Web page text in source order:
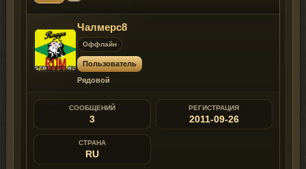
Чалмерс8
Оффлайн
Пользователь
Рядовой
СООБЩЕНИЙ
3
РЕГИСТРАЦИЯ
2011-09-26
СТРАНА
RU